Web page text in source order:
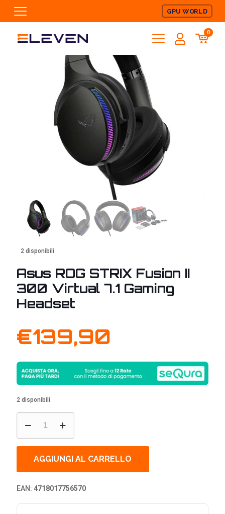
GPU WORLD
0
2 disponibili
Asus ROG STRIX Fusion II
300 Virtual 7.1 Gaming
Headset
€139,90
2 disponibili
ROG
STRIX
Fusion
Virtual
7.1
Gaming
Headset
AGGIUNGI AL CARRELLO
EAN: 4718017756570